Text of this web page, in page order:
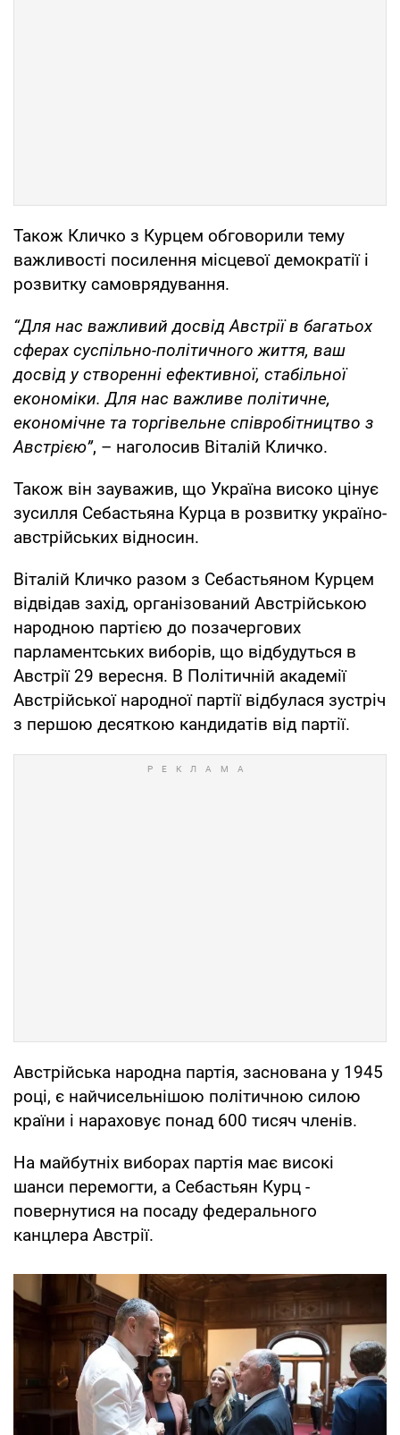
Також Кличко з Курцем обговорили тему
важливості посилення місцевої демократії і
розвитку самоврядування.
“Для нас важливий досвід Австрії в багатьох
сферах суспільно-політичного життя, ваш
досвід у створенні ефективної, стабільної
економіки. Для нас важливе політичне,
економічне та торгівельне співробітництво з
Австрією”, – наголосив Віталій Кличко.
Також він зауважив, що Україна високо цінує
зусилля Себастьяна Курца в розвитку україно-
австрійських відносин.
Віталій Кличко разом з Себастьяном Курцем
відвідав захід, організований Австрійською
народною партією до позачергових
парламентських виборів, що відбудуться в
Австрії 29 вересня. В Політичній академії
Австрійської народної партії відбулася зустріч
з першою десяткою кандидатів від партії.
Австрійська народна партія, заснована у 1945
році, є найчисельнішою політичною силою
країни і нараховує понад 600 тисяч членів.
На майбутніх виборах партія має високі
шанси перемогти, а Себастьян Курц -
повернутися на посаду федерального
канцлера Австрії.